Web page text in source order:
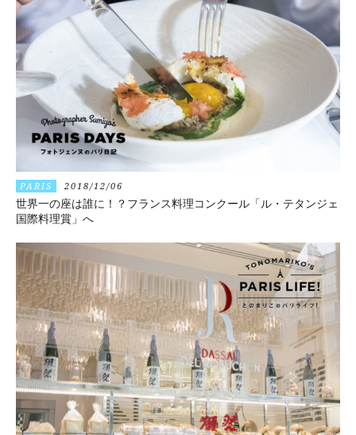
PARIS 2018/12/06
世界一の座は誰に！？フランス料理コンクール「ル・テタンジェ
国際料理賞」へ